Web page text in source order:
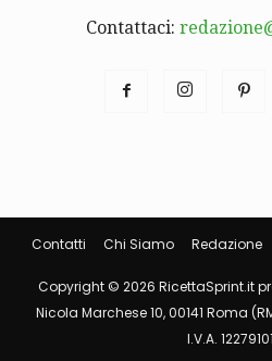
Contattaci:
Contatti Chi Siamo Redazione
Copyright © 2026 RicettaSprint.it
Nicola Marchese 10, 00141 Roma
I.V.A.